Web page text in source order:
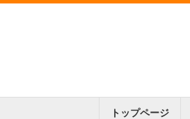
トップページ